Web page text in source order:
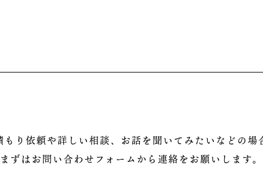
もり依頼や詳しい相談、お話を聞いてみたいなどの場
まずはお問い合わせフォームから連絡をお願いします。